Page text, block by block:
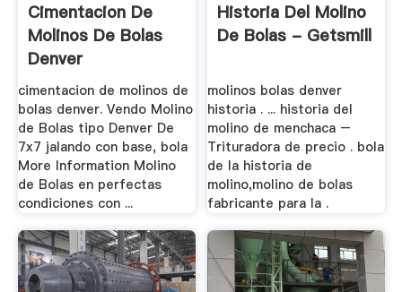
Cimentacion De
Molinos De Bolas
Denver
cimentacion de molinos de
bolas denver. Vendo Molino
de Bolas tipo Denver De
7x7 jalando con base, bola
More Information Molino
de Bolas en perfectas
condiciones con ...
Historia Del Molino
De Bolas - Getsmill
molinos bolas denver
historia . ... historia del
molino de menchaca –
Trituradora de precio . bola
de la historia de
molino,molino de bolas
fabricante para la .